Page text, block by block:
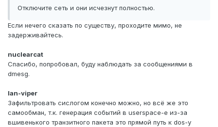
Отключите сеть и они исчезнут полностью.
Если нечего сказать по существу, проходите мимо, не
задерживайтесь.
nuclearcat
Спасибо, попробовал, буду наблюдать за сообщениями в
dmesg.
lan-viper
Зафильтровать сислогом конечно можно, но всё же это
самообман, т.к. генерация событий в userspace-е из-за
вшивенького транзитного пакета это прямой путь к dos-у